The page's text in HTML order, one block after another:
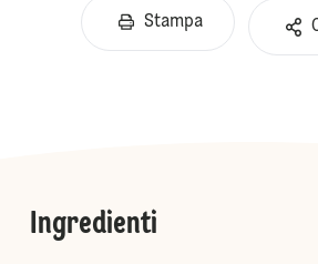
Stampa
Ingredienti